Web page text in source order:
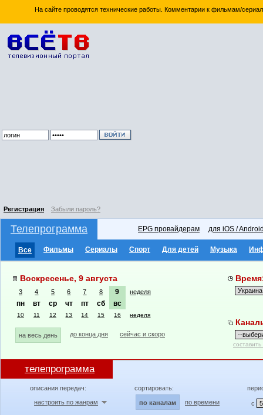
На сайте проводятся технические работы. Комментарии к фильмам/
Регистрация Забыли пароль?
Телепрограмма EPG провайдерам для iOS /
Все Фильмы Сериалы Спорт Для детей Музыка
Воскресенье, 9 августа
3 4 5 6 7 8 9 неделя
пн вт ср чт пт сб вс
10 11 12 13 14 15 16 неделя
на весь день до конца дня сейчас и скоро
телепрограмма
описания передач:
настроить по жанрам
сортировать:
по каналам по времени с